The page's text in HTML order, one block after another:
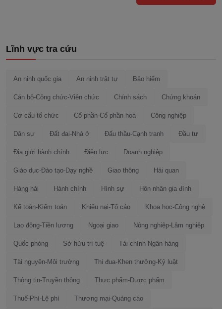
Lĩnh vực tra cứu
An ninh quốc gia An ninh trật tự Bảo hiểm
Cán bộ-Công chức-Viên chức Chính sách Chứng khoán
Cơ cấu tổ chức Cổ phần-Cổ phần hoá Công nghiệp
Dân sự Đất đai-Nhà ở Đấu thầu-Cạnh tranh Đầu tư
Địa giới hành chính Điện lực Doanh nghiệp
Giáo dục-Đào tạo-Dạy nghề Giao thông Hải quan
Hàng hải Hành chính Hình sự Hôn nhân gia đình
Kế toán-Kiểm toán Khiếu nại-Tố cáo Khoa học-Công nghệ
Lao động-Tiền lương Ngoại giao Nông nghiệp-Lâm nghiệp
Quốc phòng Sở hữu trí tuệ Tài chính-Ngân hàng
Tài nguyên-Môi trường Thi đua-Khen thưởng-Kỷ luật
Thông tin-Truyền thông Thực phẩm-Dược phẩm
Thuế-Phí-Lệ phí Thương mại-Quảng cáo